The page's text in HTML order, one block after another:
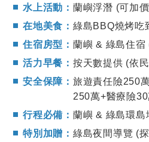
水上活動： 蘭嶼浮潛 (可加
在地美食： 綠島BBQ燒烤吃
住宿房型： 蘭嶼 & 綠島住宿
活力早餐： 按天數提供 (依
安全保障： 旅遊責任險250
250萬+醫療險
行程必備： 蘭嶼 & 綠島環島
特別加贈： 綠島夜間導覽 (